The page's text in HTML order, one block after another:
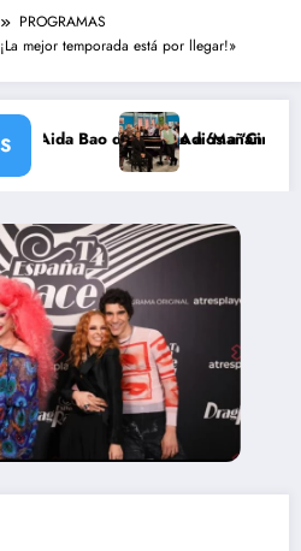
PROGRAMAS
mejor temporada está por llegar!»
da el salto a ‘Mañaneros 360’
Adiós a ‘Cine de barrio’